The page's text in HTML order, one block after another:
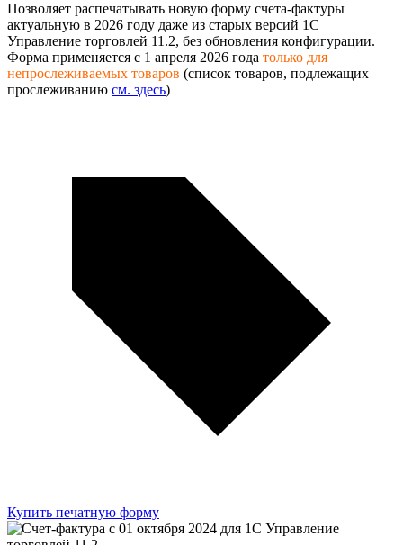
Позволяет распечатывать новую форму счета-фактуры
актуальную в 2026 году даже из старых версий 1С
Управление торговлей 11.2, без обновления конфигурации.
Форма применяется с 1 апреля 2026 года только для
непрослеживаемых товаров (список товаров, подлежащих
прослеживанию см. здесь)
Купить печатную форму